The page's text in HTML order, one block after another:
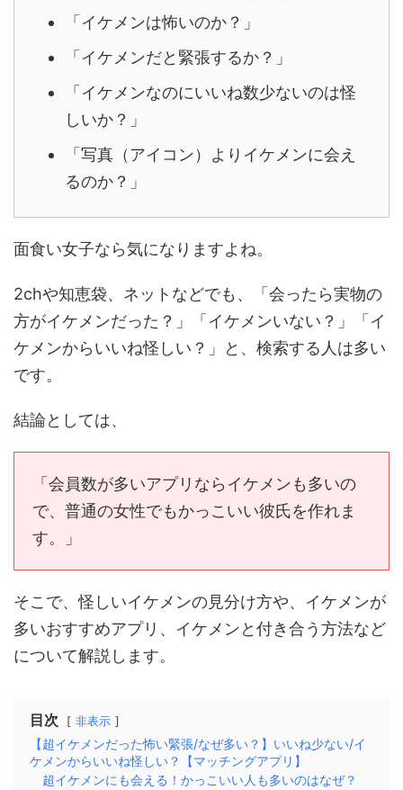
「イケメンは怖いのか？」
「イケメンだと緊張するか？」
「イケメンなのにいいね数少ないのは怪
しいか？」
「写真（アイコン）よりイケメンに会え
るのか？」
面食い女子なら気になりますよね。
2chや知恵袋、ネットなどでも、「会ったら実物の
方がイケメンだった？」「イケメンいない？」「イ
ケメンからいいね怪しい？」と、検索する人は多い
です。
結論としては、
「会員数が多いアプリならイケメンも多いの
で、普通の女性でもかっこいい彼氏を作れま
す。」
そこで、怪しいイケメンの見分け方や、イケメンが
多いおすすめアプリ、イケメンと付き合う方法など
について解説します。
目次 非表示
【超イケメンだった怖い緊張/なぜ多い？】いいね少ない/イ
ケメンからいいね怪しい？【マッチングアプリ】
超イケメンにも会える！かっこいい人も多いのはなぜ？